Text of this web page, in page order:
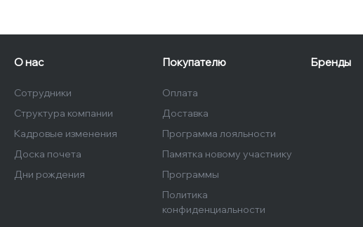
О нас
Сотрудники
Структура компании
Кадровые изменения
Доска почета
Дни рождения
Покупателю
Оплата
Доставка
Программа лояльности
Памятка новому участнику
Программы
Политика
конфиденциальности
Бренды